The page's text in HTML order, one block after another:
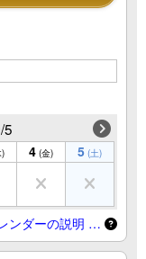
5
4 (金) 5 (土)
ンダーの説明 …